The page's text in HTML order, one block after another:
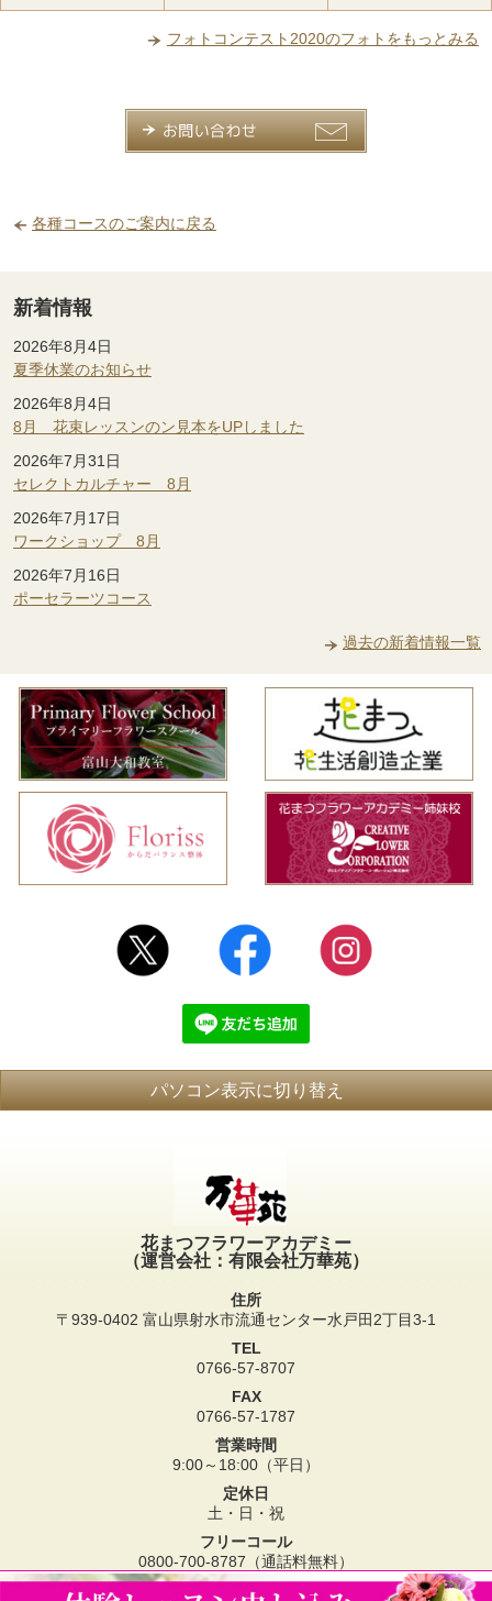
フォトコンテスト2020のフォトをもっとみる
各種コースのご案内に戻る
新着情報
2026年8月4日
夏季休業のお知らせ
2026年8月4日
8月 花束レッスンのン見本をUPしました
2026年7月31日
セレクトカルチャー 8月
2026年7月17日
ワークショップ 8月
2026年7月16日
ポーセラーツコース
過去の新着情報一覧
パソコン表示に切り替え
花まつフラワーアカデミー
（運営会社：有限会社万華苑）
住所
〒939-0402 富山県射水市流通センター水戸田2丁目3-1
TEL
0766-57-8707
FAX
0766-57-1787
営業時間
9:00～18:00（平日）
定休日
土・日・祝
フリーコール
0800-700-8787（通話料無料）